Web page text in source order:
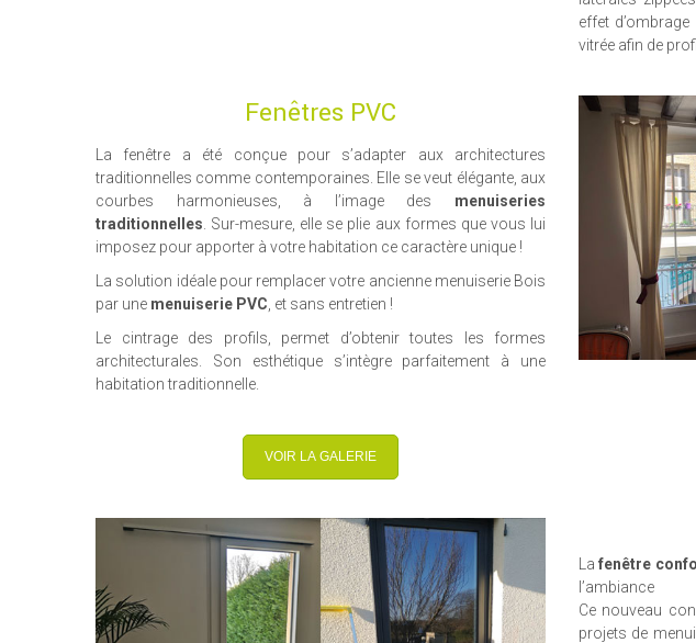
effet
vitrée afin de
Fenêtres PVC
La fenêtre a été conçue pour s’adapter aux architectures
traditionnelles comme contemporaines. Elle se veut élégante, aux
courbes harmonieuses, à l’image des menuiseries
traditionnelles . Sur-mesure, elle se plie aux formes que vous lui
imposez pour apporter à votre habitation ce caractère unique !
La solution idéale pour remplacer votre ancienne menuiserie Bois
par une menuiserie PVC , et sans entretien !
Le cintrage des profils, permet d’obtenir toutes les formes
architecturales. Son esthétique s’intègre parfaitement à une
habitation traditionnelle.
VOIR LA GALERIE
Lafenêtre
l’ambiance
Ce nouveau
projets de